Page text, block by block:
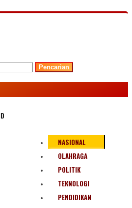
Pencarian
NASIONAL
OLAHRAGA
POLITIK
TEKNOLOGI
PENDIDIKAN